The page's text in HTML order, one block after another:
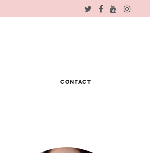
CONTACT